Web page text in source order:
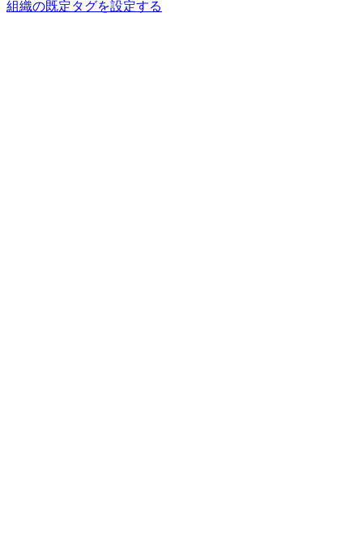
組織の既定タグを設定する